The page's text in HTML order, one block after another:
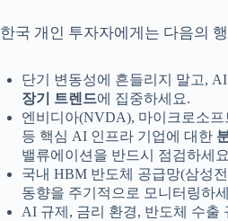
한국 개인 투자자에게는 다음의
단기 변동성에 흔들리지 말고,
장기 트렌드에 집중하세요.
엔비디아(NVDA), 마이크로소
등 핵심 AI 인프라 기업에 대한
밸류에이션을 반드시 점검하세
국내 HBM 반도체 공급망(삼성
동향을 주기적으로 모니터링하
AI 규제, 금리 환경, 반도체 수출